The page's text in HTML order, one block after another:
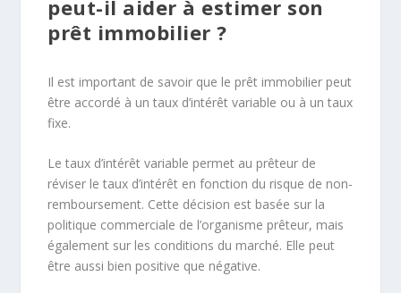
peut-il aider à estimer son
prêt immobilier ?
Il est important de savoir que le prêt immobilier peut
être accordé à un taux d’intérêt variable ou à un taux
fixe.
Le taux d’intérêt variable permet au prêteur de
réviser le taux d’intérêt en fonction du risque de non-
remboursement. Cette décision est basée sur la
politique commerciale de l’organisme prêteur, mais
également sur les conditions du marché. Elle peut
être aussi bien positive que négative.